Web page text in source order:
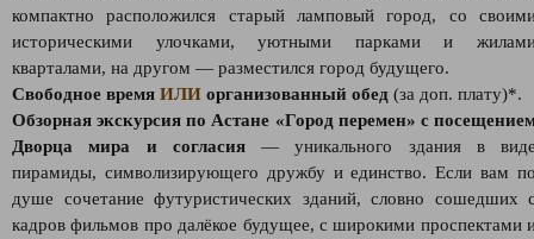
компактно расположился старый ламповый город, со
историческими улочками, уютными парками и
кварталами, на другом — разместился город будущего.
Свободное время ИЛИ организованный обед (за доп. плату)*.
Обзорная экскурсия по Астане «Город перемен» с
Дворца мира и согласия— уникального здания в
пирамиды, символизирующего дружбу и единство. Если вам
душе сочетание футуристических зданий, словно сошедших
кадров фильмов про далёкое будущее, с широкими проспектами